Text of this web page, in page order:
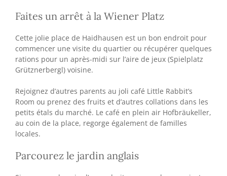
Faites un arrêt à la Wiener Platz
Cette jolie place de Haidhausen est un bon endroit pour
commencer une visite du quartier ou récupérer quelques
rations pour un après-midi sur l’aire de jeux (Spielplatz
Grütznerbergl) voisine.
Rejoignez d’autres parents au joli café Little Rabbit’s
Room ou prenez des fruits et d’autres collations dans les
petits étals du marché. Le café en plein air Hofbräukeller,
au coin de la place, regorge également de familles
locales.
Parcourez le jardin anglais